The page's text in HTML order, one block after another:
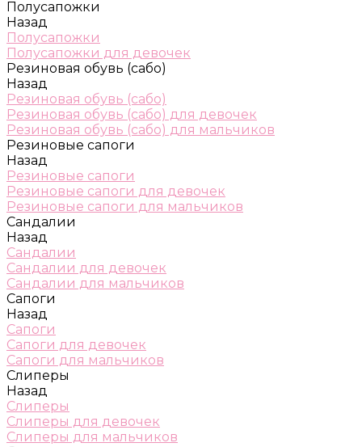
Полусапожки
Назад
Полусапожки
Полусапожки для девочек
Резиновая обувь (сабо)
Назад
Резиновая обувь (сабо)
Резиновая обувь (сабо) для девочек
Резиновая обувь (сабо) для мальчиков
Резиновые сапоги
Назад
Резиновые сапоги
Резиновые сапоги для девочек
Резиновые сапоги для мальчиков
Сандалии
Назад
Сандалии
Сандалии для девочек
Сандалии для мальчиков
Сапоги
Назад
Сапоги
Сапоги для девочек
Сапоги для мальчиков
Слиперы
Назад
Слиперы
Слиперы для девочек
Слиперы для мальчиков